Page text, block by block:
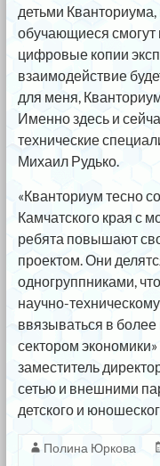
детьми
обучающиеся смогут
цифровые копии
взаимодействие
для меня,
Именно здесь и
технические
Михаил Рудько.
«Кванториум тесно
Камчатского края с
ребята повышают
проектом. Они
одногруппниками,
научно-
ввязываться в
сектором
заместитель
сетью и внешними
детского и
Полина Юркова